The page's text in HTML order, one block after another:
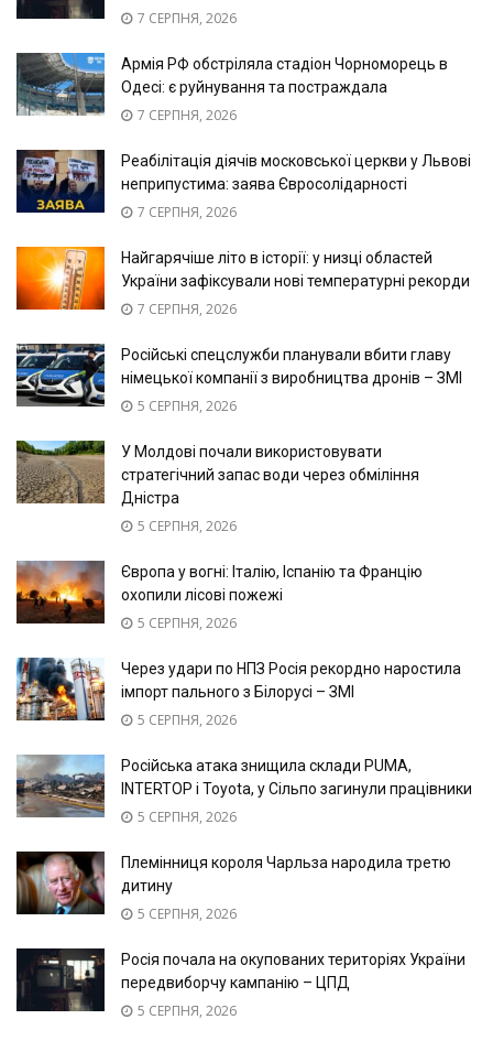
7 СЕРПНЯ, 2026
Армія РФ обстріляла стадіон Чорноморець в
Одесі: є руйнування та постраждала
7 СЕРПНЯ, 2026
Реабілітація діячів московської церкви у Львові
неприпустима: заява Євросолідарності
7 СЕРПНЯ, 2026
Найгарячіше літо в історії: у низці областей
України зафіксували нові температурні рекорди
7 СЕРПНЯ, 2026
Російські спецслужби планували вбити главу
німецької компанії з виробництва дронів – ЗМІ
5 СЕРПНЯ, 2026
У Молдові почали використовувати
стратегічний запас води через обміління
Дністра
5 СЕРПНЯ, 2026
Європа у вогні: Італію, Іспанію та Францію
охопили лісові пожежі
5 СЕРПНЯ, 2026
Через удари по НПЗ Росія рекордно наростила
імпорт пального з Білорусі – ЗМІ
5 СЕРПНЯ, 2026
Російська атака знищила склади PUMA,
INTERTOP і Toyota, у Сільпо загинули працівники
5 СЕРПНЯ, 2026
Племінниця короля Чарльза народила третю
дитину
5 СЕРПНЯ, 2026
Росія почала на окупованих територіях України
передвиборчу кампанію – ЦПД
5 СЕРПНЯ, 2026